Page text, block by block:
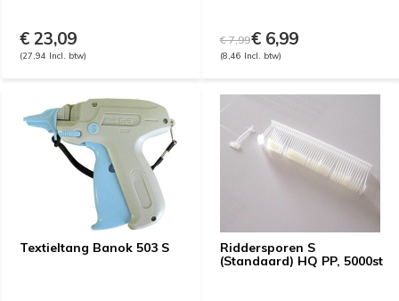
€ 23,09
(27,94 Incl. btw)
€ 7,99€ 6,99
(8,46 Incl. btw)
Textieltang Banok 503 S
Riddersporen S
(Standaard) HQ PP, 5000st